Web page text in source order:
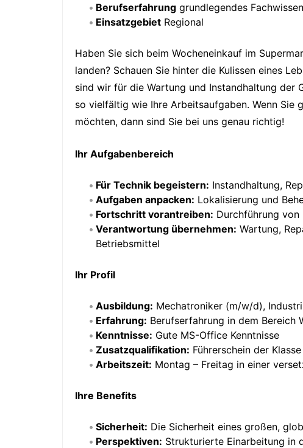
Berufserfahrung grundlegendes Fachwissen
Einsatzgebiet Regional
Haben Sie sich beim Wocheneinkauf im
landen? Schauen Sie hinter die Kulissen eines
sind wir für die Wartung und Instandhaltung der
so vielfältig wie Ihre Arbeitsaufgaben. Wenn Sie
möchten, dann sind Sie bei uns genau richtig!
Ihr Aufgabenbereich
Für Technik begeistern: Instandhaltung,
Aufgaben anpacken: Lokalisierung und
Fortschritt vorantreiben: Durchführung von
Verantwortung übernehmen: Wartung,
Betriebsmittel
Ihr Profil
Ausbildung: Mechatroniker (m/w/d),
Erfahrung: Berufserfahrung in dem Bereich
Kenntnisse: Gute MS-Office Kenntnisse
Zusatzqualifikation: Führerschein der Klasse
Arbeitszeit: Montag – Freitag in einer
Ihre Benefits
Sicherheit: Die Sicherheit eines großen,
Perspektiven: Strukturierte Einarbeitung in